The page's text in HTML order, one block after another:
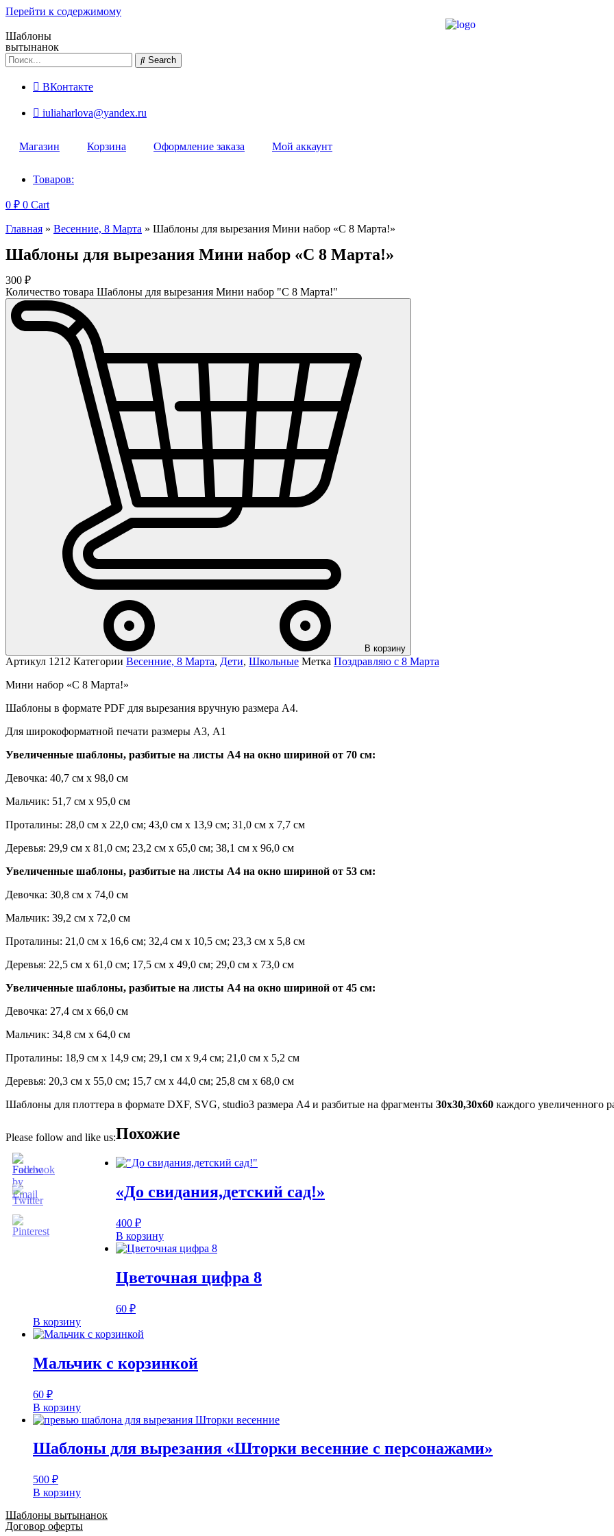
Перейти к содержимому
Шаблоны
вытынанок
Search
ВКонтакте
iuliaharlova@yandex.ru
Магазин Корзина Оформление заказа Мой аккаунт
Товаров:
0 ₽ 0 Cart
Главная » Весенние, 8 Марта » Шаблоны для вырезания Мини набор «С 8 Марта!»
Шаблоны для вырезания Мини набор «С 8 Марта!»
300 ₽
Количество товара Шаблоны для вырезания Мини набор "С 8 Марта!"
В корзину
Артикул 1212 Категории Весенние, 8 Марта, Дети, Школьные Метка Поздравляю с 8 Марта
Мини набор «С 8 Марта!»
Шаблоны в формате PDF для вырезания вручную размера А4.
Для широкоформатной печати размеры А3, А1
Увеличенные шаблоны, разбитые на листы А4 на окно шириной от 70 см:
Девочка: 40,7 см х 98,0 см
Мальчик: 51,7 см х 95,0 см
Проталины: 28,0 см х 22,0 см; 43,0 см х 13,9 см; 31,0 см х 7,7 см
Деревья: 29,9 см х 81,0 см; 23,2 см х 65,0 см; 38,1 см х 96,0 см
Увеличенные шаблоны, разбитые на листы А4 на окно шириной от 53 см:
Девочка: 30,8 см х 74,0 см
Мальчик: 39,2 см х 72,0 см
Проталины: 21,0 см х 16,6 см; 32,4 см х 10,5 см; 23,3 см х 5,8 см
Деревья: 22,5 см х 61,0 см; 17,5 см х 49,0 см; 29,0 см х 73,0 см
Увеличенные шаблоны, разбитые на листы А4 на окно шириной от 45 см:
Девочка: 27,4 см х 66,0 см
Мальчик: 34,8 см х 64,0 см
Проталины: 18,9 см х 14,9 см; 29,1 см х 9,4 см; 21,0 см х 5,2 см
Деревья: 20,3 см х 55,0 см; 15,7 см х 44,0 см; 25,8 см х 68,0 см
Шаблоны для плоттера в формате DXF, SVG, studio3 размера А4 и разбитые на фрагменты 30х30,30х60 каждого увеличенного
Please follow and like us:Похожие
«До свидания,детский сад!»
400 ₽
В корзину
Цветочная цифра 8
60 ₽
В корзину
Мальчик с корзинкой
60 ₽
В корзину
Шаблоны для вырезания «Шторки весенние с персонажами»
500 ₽
В корзину
Шаблоны вытынанок
Договор оферты